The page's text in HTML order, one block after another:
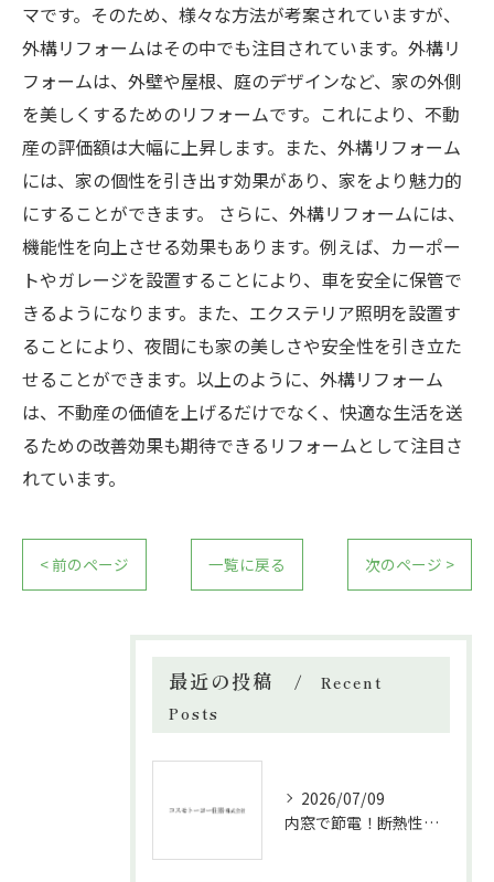
マです。そのため、様々な方法が考案されていますが、
外構リフォームはその中でも注目されています。外構リ
フォームは、外壁や屋根、庭のデザインなど、家の外側
を美しくするためのリフォームです。これにより、不動
産の評価額は大幅に上昇します。また、外構リフォーム
には、家の個性を引き出す効果があり、家をより魅力的
にすることができます。 さらに、外構リフォームには、
機能性を向上させる効果もあります。例えば、カーポー
トやガレージを設置することにより、車を安全に保管で
きるようになります。また、エクステリア照明を設置す
ることにより、夜間にも家の美しさや安全性を引き立た
せることができます。以上のように、外構リフォーム
は、不動産の価値を上げるだけでなく、快適な生活を送
るための改善効果も期待できるリフォームとして注目さ
れています。
< 前のページ 一覧に戻る 次のページ >
最近の投稿
Recent
Posts
2026/07/09
内窓で節電！断熱性能と補助金活用法